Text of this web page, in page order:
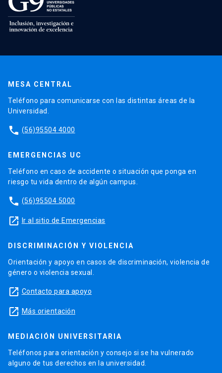
MESA CENTRAL
Teléfono para comunicarse con las distintas áreas de la
Universidad.
phone (56)95504 4000
EMERGENCIAS UC
Teléfono en caso de accidente o situación que ponga en
riesgo tu vida dentro de algún campus.
phone (56)95504 5000
launch Ir al sitio de Emergencias
DISCRIMINACIÓN Y VIOLENCIA
Orientación y apoyo en casos de discriminación, violencia de
género o violencia sexual.
launch Contacto para apoyo
launch Más orientación
MEDIACIÓN UNIVERSITARIA
Teléfonos para orientación y consejo si se ha vulnerado
alguno de tus derechos en la universidad.